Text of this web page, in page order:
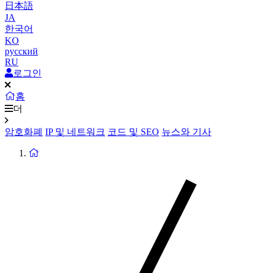
日本語
JA
한국어
KO
русский
RU
로그인
홈
더
암호화폐 IP 및 네트워크 코드 및 SEO 뉴스와 기사